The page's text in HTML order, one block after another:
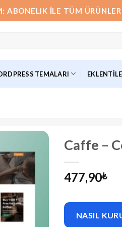
ABONELIK İLE TÜM
TEMALARI
Caffe –
477,90₺
NASIL